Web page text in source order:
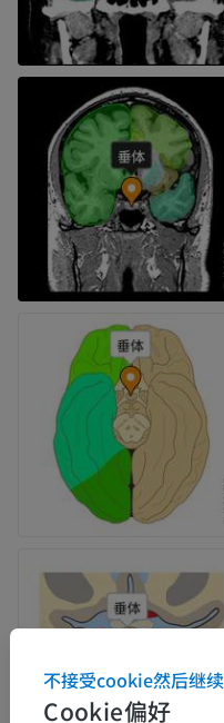
Cookie偏好
不接受cookie然后继续